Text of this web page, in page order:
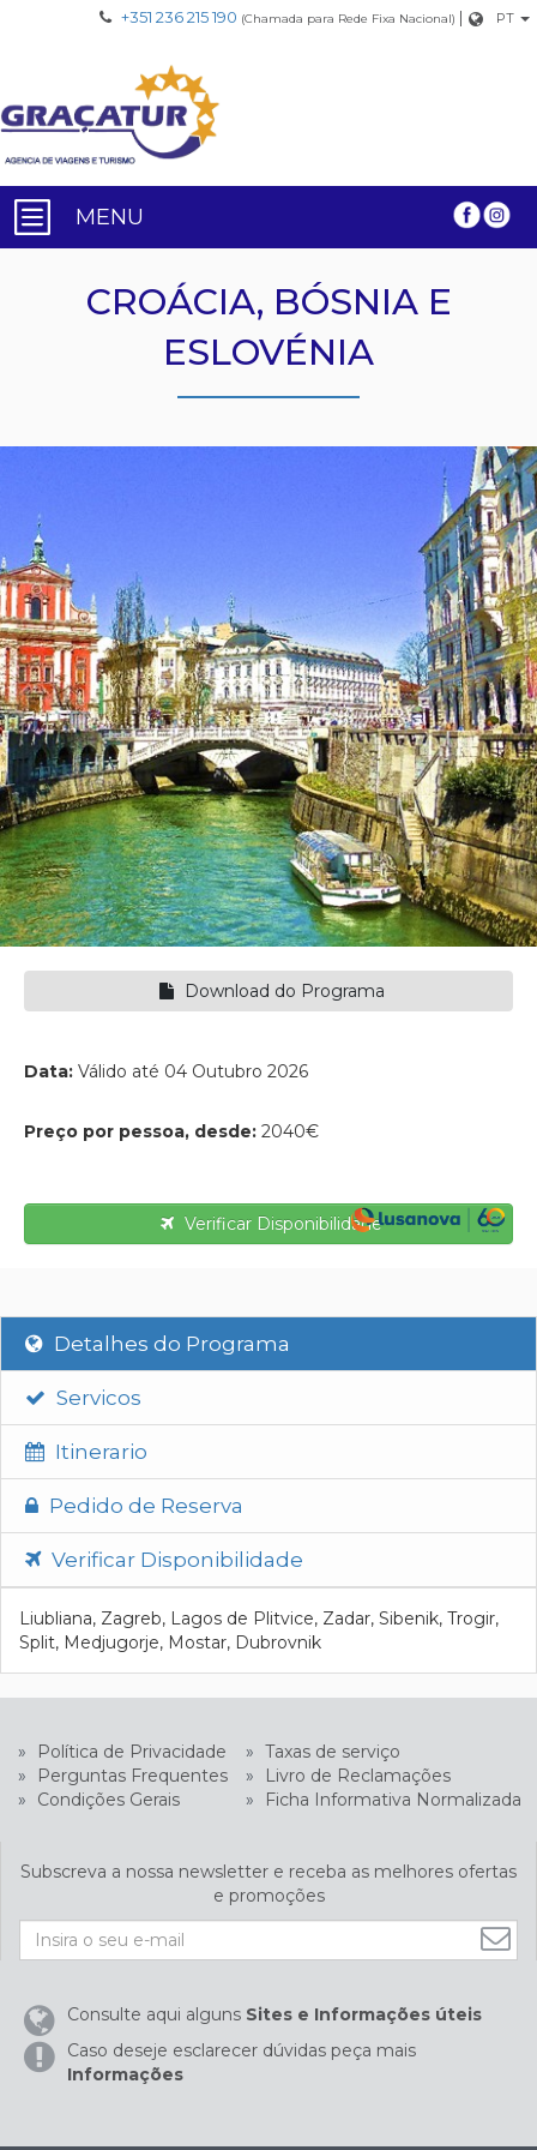
+351 236 215 190 (Chamada para Rede Fixa Nacional) | PT
MENU
CROÁCIA, BÓSNIA E
ESLOVÉNIA
Download do Programa
Data: Válido até 04 Outubro 2026
Preço por pessoa, desde: 2040€
Verificar Disponibilidade
Detalhes do Programa
Servicos
Itinerario
Pedido de Reserva
Verificar Disponibilidade
Liubliana, Zagreb, Lagos de Plitvice, Zadar, Sibenik, Trogir,
Split, Medjugorje, Mostar, Dubrovnik
» Política de Privacidade » Taxas de serviço
»
Perguntas Frequentes »
Livro de Reclamações
»
Condições Gerais » Ficha Informativa Normalizada
Subscreva a nossa newsletter e receba as melhores ofertas
e promoções
Consulte aqui alguns Sites e Informações úteis
Caso deseje esclarecer dúvidas peça mais
Informações